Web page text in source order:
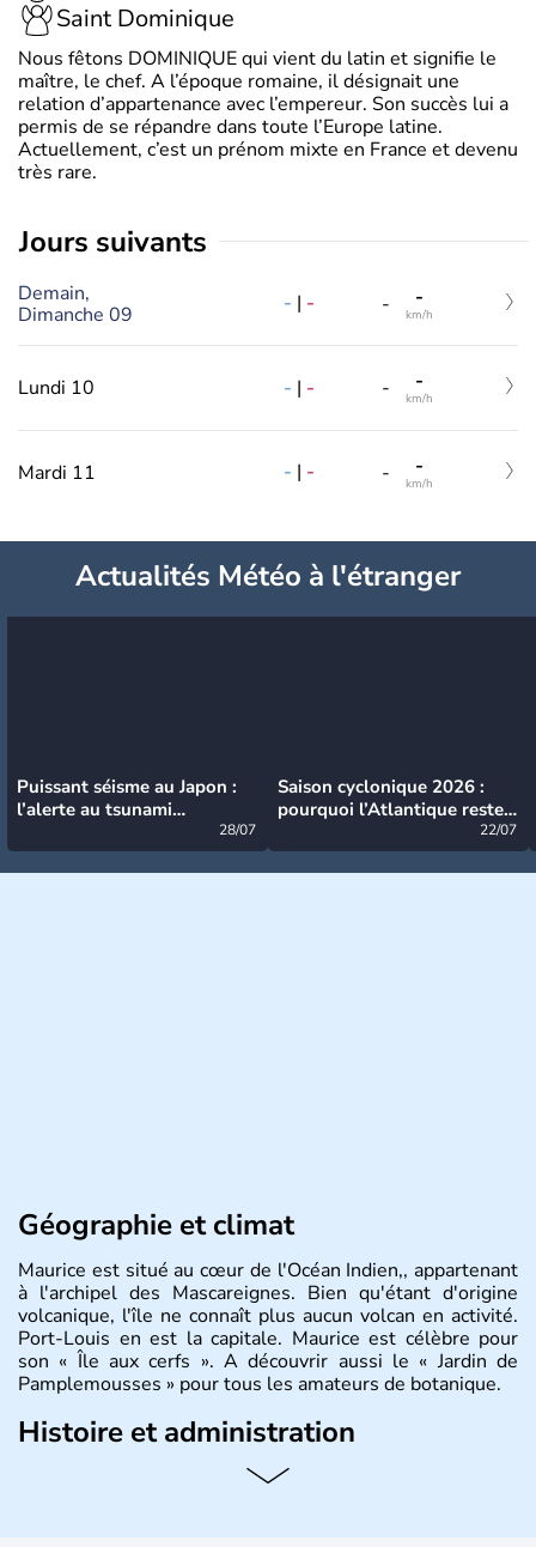
Saint Dominique
Nous fêtons DOMINIQUE qui vient du latin et signifie le
maître, le chef. A l’époque romaine, il désignait une
relation d’appartenance avec l’empereur. Son succès lui a
permis de se répandre dans toute l’Europe latine.
Actuellement, c’est un prénom mixte en France et devenu
très rare.
jours suivants
Demain,
Dimanche 09
- | - - -
km/h
Lundi 10 - | - - -
km/h
Mardi 11 - | - - -
km/h
Actualités Météo à l'étranger
Puissant séisme au Japon :
l’alerte au tsunami
28/07
Saison cyclonique 2026 :
pourquoi l’Atlantique reste
22/07
Géographie et climat
Maurice est situé au cœur de l'Océan Indien,, appartenant
à l'archipel des Mascareignes. Bien qu'étant d'origine
volcanique, l'île ne connaît plus aucun volcan en activité.
Port-Louis en est la capitale. Maurice est célèbre pour
son « Île aux cerfs ». A découvrir aussi le « Jardin de
Pamplemousses » pour tous les amateurs de botanique.
Histoire et administration
Le rhum et la bière font partie des traditions de l’